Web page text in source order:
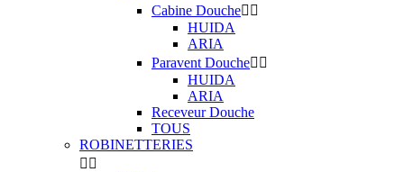
Cabine Douche 
HUIDA
ARIA
Paravent Douche 
HUIDA
ARIA
Receveur Douche
TOUS
ROBINETTERIES
 